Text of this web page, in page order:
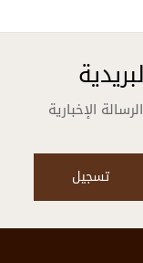
الإخبارية